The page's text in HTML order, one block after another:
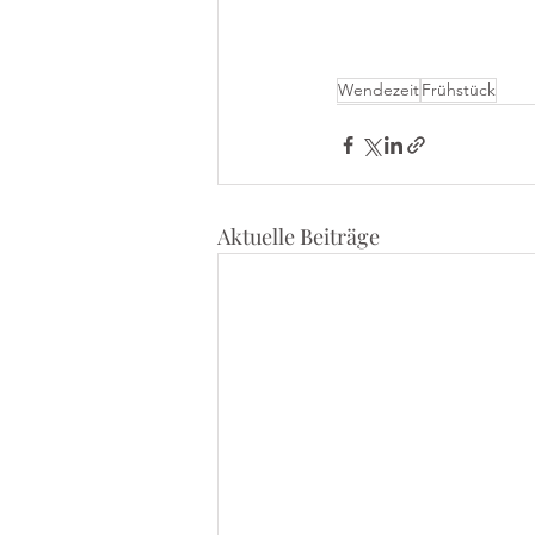
WendezeitFrühstück
Aktuelle Beiträge